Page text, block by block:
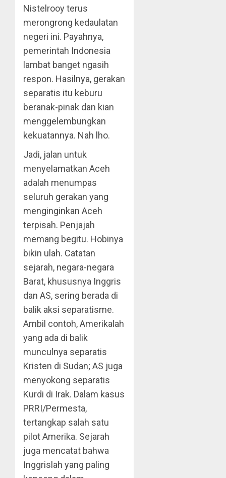
Nistelrooy terus
merongrong kedaulatan
negeri ini. Payahnya,
pemerintah Indonesia
lambat banget ngasih
respon. Hasilnya, gerakan
separatis itu keburu
beranak-pinak dan kian
menggelembungkan
kekuatannya. Nah lho.
Jadi, jalan untuk
menyelamatkan Aceh
adalah menumpas
seluruh gerakan yang
menginginkan Aceh
terpisah. Penjajah
memang begitu. Hobinya
bikin ulah. Catatan
sejarah, negara-negara
Barat, khususnya Inggris
dan AS, sering berada di
balik aksi separatisme.
Ambil contoh, Amerikalah
yang ada di balik
munculnya separatis
Kristen di Sudan; AS juga
menyokong separatis
Kurdi di Irak. Dalam kasus
PRRI/Permesta,
tertangkap salah satu
pilot Amerika. Sejarah
juga mencatat bahwa
Inggrislah yang paling